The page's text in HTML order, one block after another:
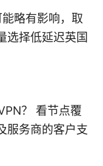
略有影响，取
选择低延迟英国
？ 看节点覆
服务商的客户支